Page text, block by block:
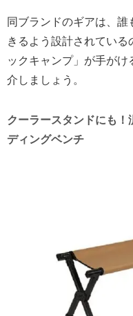
同ブランドのギアは、
きるよう設計されている
ックキャンプ」が手が
介しましょう。
クーラースタンドにも
ディングベンチ